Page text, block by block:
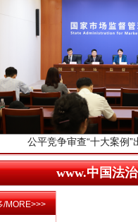
法纪网.
在线.
政网.中
广州首
查处..
审查“十大案例”出炉！
www.中国法
/MORE>>>